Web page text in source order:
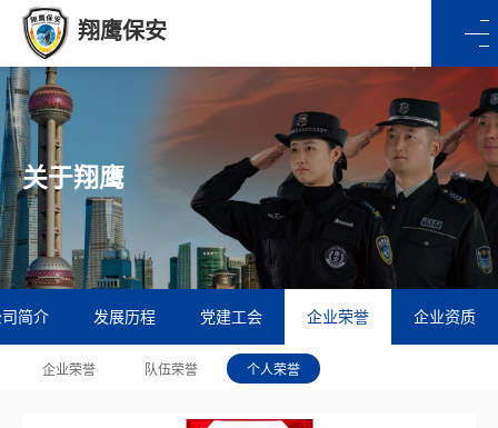
翔鹰保安
关于翔鹰
简介 发展历程 党建工会 企业荣誉 企业资质
企业荣誉 队伍荣誉 个人荣誉